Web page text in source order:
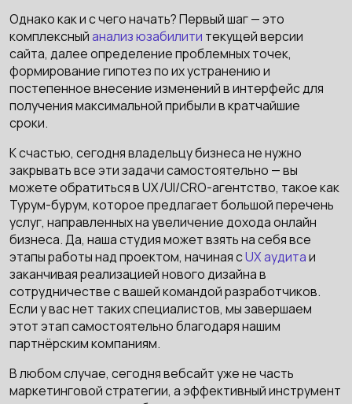
Однако как и с чего начать? Первый шаг — это
комплексныйанализ юзабилити текущей версии
сайта, далее определение проблемных точек,
формирование гипотез по их устранению и
постепенное внесение изменений в интерфейс для
получения максимальной прибыли в кратчайшие
сроки.
К счастью, сегодня владельцу бизнеса не нужно
закрывать все эти задачи самостоятельно — вы
можете обратиться в UX/UI/CRO-агентство, такое как
Турум-бурум, которое предлагает большой перечень
услуг, направленных на увеличение дохода онлайн
бизнеса. Да, наша студия может взять на себя все
этапы работы над проектом, начиная сUX аудитаи
заканчивая реализацией нового дизайна в
сотрудничестве с вашей командой разработчиков.
Если у вас нет таких специалистов, мы завершаем
этот этап самостоятельно благодаря нашим
партнёрским компаниям.
В любом случае, сегодня вебсайт уже не часть
маркетинговой стратегии, а эффективный инструмент